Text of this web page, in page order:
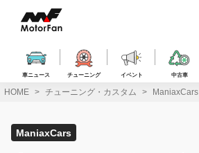
ス
車ニュース チューニング イベント 中古車
HOME チューニング・カスタム ManiaxCars
ManiaxCars